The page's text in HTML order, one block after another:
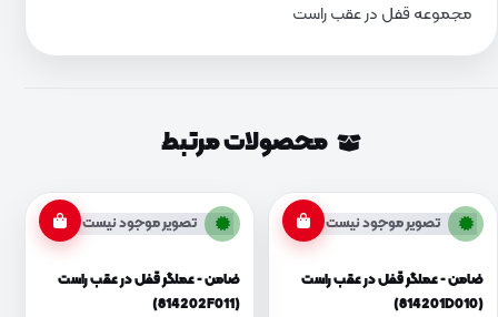
مجموعه قفل در عقب راست
محصولات مرتبط
تصویر موجود نیست
ضامن - عملگر قفل در عقب راست
(814201D010)
تصویر موجود نیست
ضامن - عملگر قفل در عقب راست
(814202F011)